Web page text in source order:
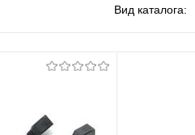
Вид каталога: